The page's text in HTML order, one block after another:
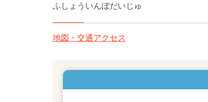
ふしょういんぼだいじゅ
地図・交通アクセス